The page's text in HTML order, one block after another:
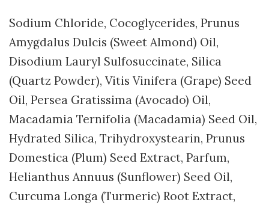
Sodium Chloride, Cocoglycerides, Prunus
Amygdalus Dulcis (Sweet Almond) Oil,
Disodium Lauryl Sulfosuccinate, Silica
(Quartz Powder), Vitis Vinifera (Grape) Seed
Oil, Persea Gratissima (Avocado) Oil,
Macadamia Ternifolia (Macadamia) Seed Oil,
Hydrated Silica, Trihydroxystearin, Prunus
Domestica (Plum) Seed Extract, Parfum,
Helianthus Annuus (Sunflower) Seed Oil,
Curcuma Longa (Turmeric) Root Extract,